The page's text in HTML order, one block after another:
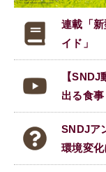
連載「
イド」
【
出る食事
SNDJア
環境変化